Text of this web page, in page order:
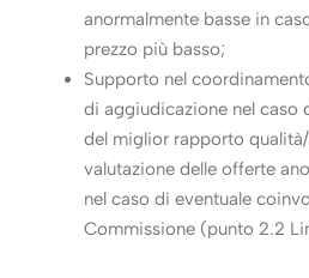
anormalmente basse in
prezzo più basso;
Supporto nel
di aggiudicazione nel caso
del miglior rapporto
valutazione delle offerte
nel caso di eventuale
Commissione (punto 2.2